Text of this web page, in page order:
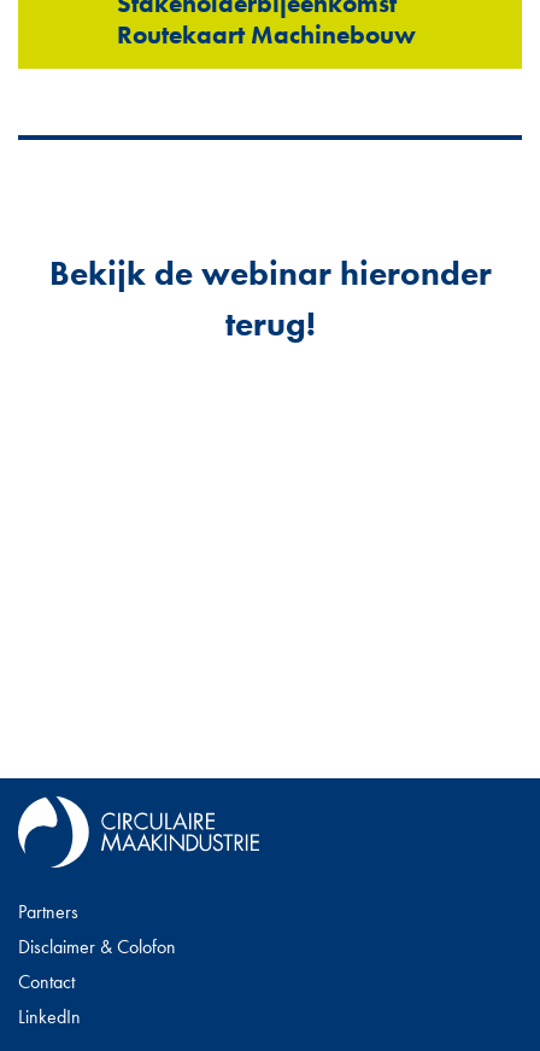
Routekaart Machinebouw
Bekijk de webinar hieronder
terug!
Partners
Disclaimer & Colofon
Contact
LinkedIn